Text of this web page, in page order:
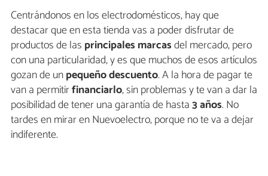
Centrándonos en los electrodomésticos, hay que
destacar que en esta tienda vas a poder disfrutar de
productos de las principales marcasdel mercado, pero
con una particularidad, y es que muchos de esos artículos
gozan de unpequeño descuento. A la hora de pagar te
van a permitirfinanciarlo, sin problemas y te van a dar la
posibilidad de tener una garantía de hasta3 años. No
tardes en mirar en Nuevoelectro, porque no te va a dejar
indiferente.